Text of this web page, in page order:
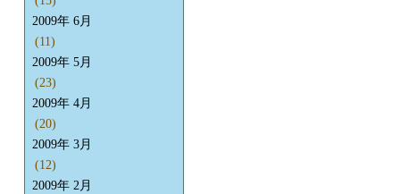
2009年 6月
(11)
2009年 5月
(23)
2009年 4月
(20)
2009年 3月
(12)
2009年 2月